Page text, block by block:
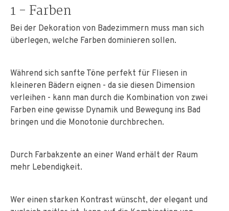
1 - Farben
Bei der Dekoration von Badezimmern muss man sich
überlegen, welche Farben dominieren sollen.
Während sich sanfte Töne perfekt für Fliesen in
kleineren Bädern eignen - da sie diesen Dimension
verleihen - kann man durch die Kombination von zwei
Farben eine gewisse Dynamik und Bewegung ins Bad
bringen und die Monotonie durchbrechen.
Durch Farbakzente an einer Wand erhält der Raum
mehr Lebendigkeit.
Wer einen starken Kontrast wünscht, der elegant und